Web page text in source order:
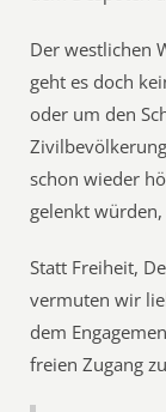
Der westlichen
geht es doch
oder um den
schon wieder
gelenkt
Statt Freiheit,
vermuten wir
dem
freien Zugang